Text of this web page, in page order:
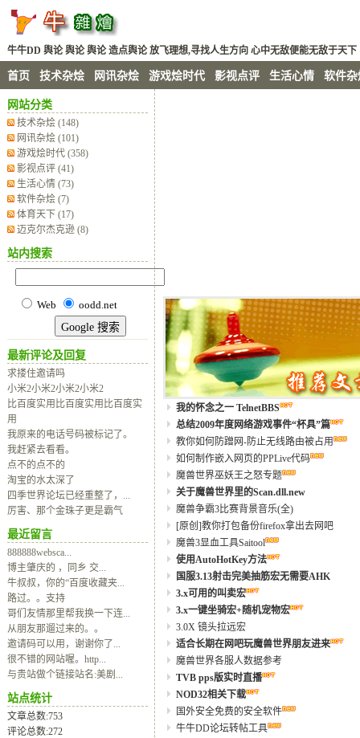
牛牛DD 舆论 舆论 舆论 造点舆论 放飞理想,寻找人生方向 心中无敌便能无敌于天下
首页 技术杂烩 网讯杂烩 游戏烩时代 影视点评 生活心情 软件杂
网站分类
技术杂烩 (148)
网讯杂烩 (101)
游戏烩时代 (358)
影视点评 (41)
生活心情 (73)
软件杂烩 (7)
体育天下 (17)
迈克尔杰克逊 (8)
站内搜索
Web oodd.net
最新评论及回复
求搂住邀请吗
小米2小米2小米2小米2
比百度实用比百度实用比百度实
用
我原来的电话号码被标记了。
我赶紧去看看。
点不的点不的
淘宝的水太深了
四季世界论坛已经重整了，...
厉害、那个金珠子更是霸气
最近留言
888888websca...
博主肇庆的 ，同乡 交...
牛叔叔，你的“百度收藏夹...
路过。。支持
哥们友情那里帮我换一下连...
从朋友那遛过来的。。
邀请码可以用，谢谢你了...
很不错的网站喔。http...
与贵站做个链接站名:美剧...
站点统计
文章总数:753
评论总数:272
我的怀念之一 TelnetBBS
总结2009年度网络游戏事件“杯具”篇
教你如何防蹭网-防止无线路由被占用
如何制作嵌入网页的PPLive代码
魔兽世界巫妖王之怒专题
关于魔兽世界里的Scan.dll.new
魔兽争霸3比赛背景音乐(全)
[原创]教你打包备份firefox拿出去网吧
魔兽3显血工具Saitool
使用AutoHotKey方法
国服3.13射击完美抽筋宏无需要AHK
3.x可用的叫卖宏
3.x一键坐骑宏+随机宠物宏
3.0X 镜头拉远宏
适合长期在网吧玩魔兽世界朋友进来
魔兽世界各服人数据参考
TVB pps版实时直播
NOD32相关下载
国外安全免费的安全软件
牛牛DD论坛转帖工具